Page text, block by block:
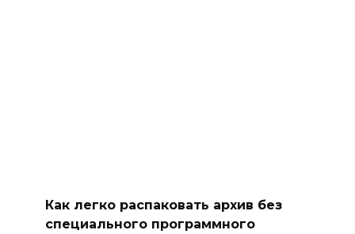
Как легко распаковать архив без
специального программного